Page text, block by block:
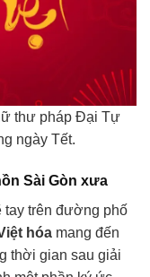
thư pháp Đại Tự
ngày Tết.
Sài Gòn xưa
tay trên đường phố
hóa mang đến
thời gian sau giải